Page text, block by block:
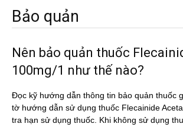
Bảo quản
Nên bảo quản thuốc
100mg/1 như thế nào?
Đọc kỹ hướng dẫn thông tin bảo quản thuốc
tờ hướng dẫn sử dụng thuốc Flecainide
tra hạn sử dụng thuốc. Khi không sử dụng